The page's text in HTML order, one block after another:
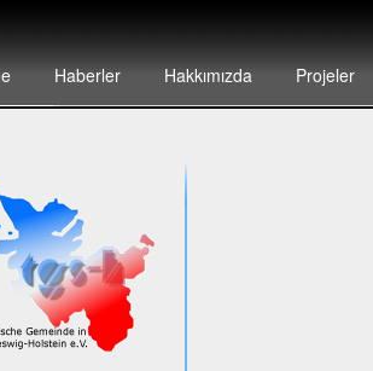
Haberler Hakkımızda Projeler